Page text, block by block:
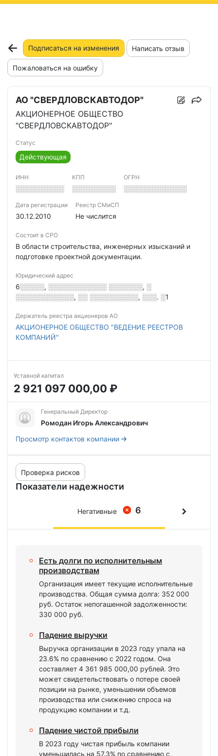
Подписаться на изменения Написать отзыв
Пожаловаться на ошибку
АО "СВЕРДЛОВСКАВТОДОР"
АКЦИОНЕРНОЕ ОБЩЕСТВО
"СВЕРДЛОВСКАВТОДОР"
Статус
Действующая
ИНН
░░░░░░░░░░
КПП
░░░░░░░░░
ОГРН
░░░░░░░░░░░░░
Дата регистрации
30.12.2010
Реестр СМиСП
Не числится
Состоит в СРО
В области строительства, инженерных изысканий и
подготовке проектной документации.
Юридический адрес
6░░░░░, ░░░░░░░░░░░░ ░░░░░░░, ░
░░░░░░░░░░░░, ░░ ░░░░░░░░░░, ░░░. ░1
Держатель реестра акционеров АО
АКЦИОНЕРНОЕ ОБЩЕСТВО "ВЕДЕНИЕ РЕЕСТРОВ
КОМПАНИЙ"
Уставной капитал
2 921 097 000,00 ₽
Генеральный Директор
Ромодан Игорь Александрович
Просмотр контактов компании
Показатели надежности
Проверка рисков
6
Негативные
Есть долги по исполнительным
производствам
Организация имеет текущие исполнительные
производства. Общая сумма долга: 352 000
руб. Остаток непогашенной задолженности:
330 000 руб.
Падение выручки
Выручка организации в 2023 году упала на
23.6% по сравнению с 2022 годом. Она
составляет 4 361 985 000,00 рублей. Это
может свидетельствовать о потере своей
позиции на рынке, уменьшении объемов
производства или снижению спроса на
продукцию компании и т.д.
Падение чистой прибыли
В 2023 году чистая прибыль компании
уменьшилась на 57.3% по сравнению с